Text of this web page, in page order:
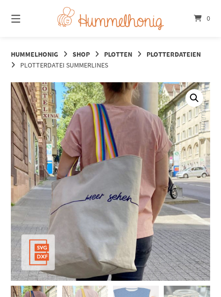
zum
Inhalt
0
HUMMELHONIG SHOP PLOTTEN
PLOTTERDATEIEN
PLOTTERDATEI SUMMERLINES